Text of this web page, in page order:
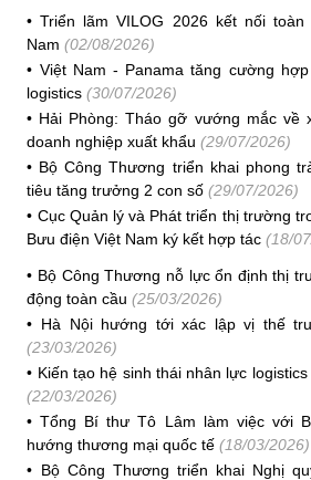
•Triển lãm VILOG 2026 kết nối toàn
Nam (02/08/2026)
• Việt Nam - Panama tăng cường
logistics (30/07/2026)
• Hải Phòng: Tháo gỡ vướng mắc về
doanh nghiệp xuất khẩu (29/07/2026)
• Bộ Công Thương triển khai phong
tiêu tăng trưởng 2 con số (29/07/2026)
• Cục Quản lý và Phát triển thị trường
Bưu điện Việt Nam ký kết hợp tác (18/
• Bộ Công Thương nỗ lực ổn định thị
động toàn cầu (25/03/2026)
• Hà Nội hướng tới xác lập vị thế
(23/03/2026)
• Kiến tạo hệ sinh thái nhân lực
(22/03/2026)
•Tổng Bí thư Tô Lâm làm việc với
hướng thương mại quốc tế (18/03/2026)
• Bộ Công Thương triển khai Nghị